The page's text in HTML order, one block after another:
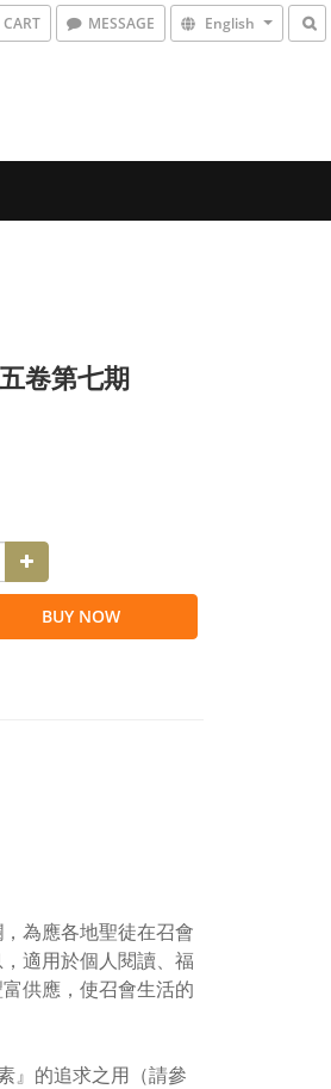
CART MESSAGE English
卷第七期
BUY NOW
為應各地聖徒在召會
適用於個人閱讀、福
供應，使召會生活的
』的追求之用（請參